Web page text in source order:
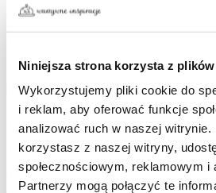
Niniejsza strona korzysta z
Wykorzystujemy pliki cookie do
i reklam, aby oferować funkcje
analizować ruch w naszej
korzystasz z naszej witryny,
społecznościowym, reklamowym i
Partnerzy mogą połączyć te
Przepisy – czas przygotowania 15 min.
Przepisy łatwe w wykonaniu
Świąteczne paszteciki do barszczu
Przepisy – czas przygotowania 45 min.
Przepisy łatwe w wykonaniu
Łatwe paszteciki z warzywami do